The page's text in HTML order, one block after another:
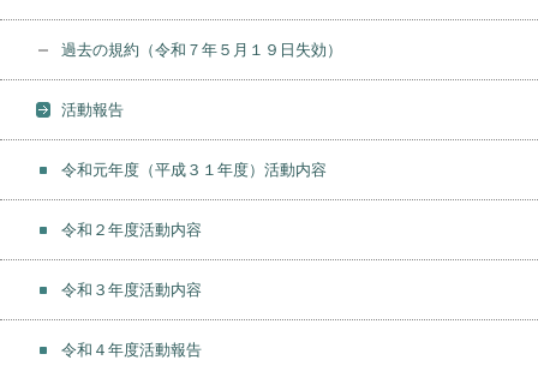
過去の規約（令和７年５月１９日失効）
活動報告
令和元年度（平成３１年度）活動内容
令和２年度活動内容
令和３年度活動内容
令和４年度活動報告